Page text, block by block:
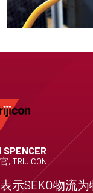
SPENCER
, TRIJICON
示SEKO物流